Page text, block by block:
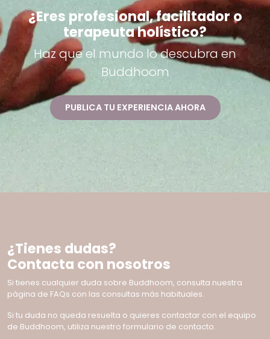
¿Eres profesional, facilitador o
terapeuta holístico?
Haz que el mundo lo descubra en
Buddhoom
PUBLICA TU EXPERIENCIA AHORA
¿Tienes dudas?
Contacta con nosotros
Si tienes cualquier duda sobre Buddhoom, consulta nuestra
página de FAQs con las consultas más habituales.
Si tu duda no queda resuelta o quieres contactar con el equipo
de Buddhoom, utiliza nuestro formulario de contacto.